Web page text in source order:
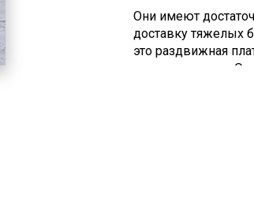
Они имеют
доставку тяжелых
это раздвижная
проходимостью.